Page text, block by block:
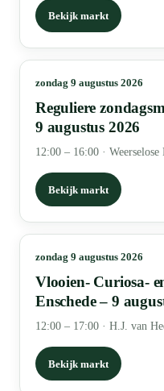
Bekijk markt
zondag 9 augustus 2026
Reguliere
9 augustus 2026
12:00 – 16:00 ·
Bekijk markt
zondag 9 augustus 2026
Vlooien- Curiosa-
Enschede – 9
12:00 – 17:00 · H.J. van
Bekijk markt